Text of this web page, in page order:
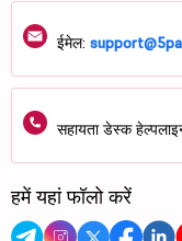
ईमेल:
सहायता डेस्क
हमें यहां फॉलो करें